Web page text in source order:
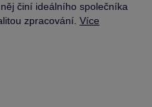
činí ideálního společníka
zpracování. Více